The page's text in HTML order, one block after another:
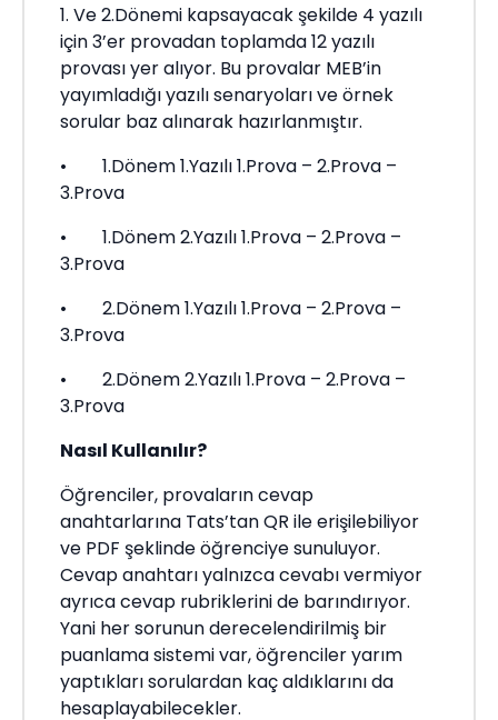
1. Ve 2.Dönemi kapsayacak şekilde 4 yazılı
için 3’er provadan toplamda 12 yazılı
provası yer alıyor. Bu provalar MEB’in
yayımladığı yazılı senaryoları ve örnek
sorular baz alınarak hazırlanmıştır.
• 1.Dönem 1.Yazılı 1.Prova – 2.Prova –
3.Prova
• 1.Dönem 2.Yazılı 1.Prova – 2.Prova –
3.Prova
• 2.Dönem 1.Yazılı 1.Prova – 2.Prova –
3.Prova
• 2.Dönem 2.Yazılı 1.Prova – 2.Prova –
3.Prova
Nasıl Kullanılır?
Öğrenciler, provaların cevap
anahtarlarına Tats’tan QR ile erişilebiliyor
ve PDF şeklinde öğrenciye sunuluyor.
Cevap anahtarı yalnızca cevabı vermiyor
ayrıca cevap rubriklerini de barındırıyor.
Yani her sorunun derecelendirilmiş bir
puanlama sistemi var, öğrenciler yarım
yaptıkları sorulardan kaç aldıklarını da
hesaplayabilecekler.